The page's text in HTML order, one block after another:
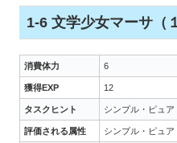
1-6 文学少女マーサ（
消費体力 6
獲得EXP 12
タスクヒント シンプル・ピュア
評価される属性 シンプル・ピュ